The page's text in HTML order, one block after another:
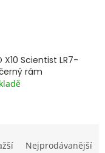
X10 Scientist LR7-
rám
Nejprodávanější